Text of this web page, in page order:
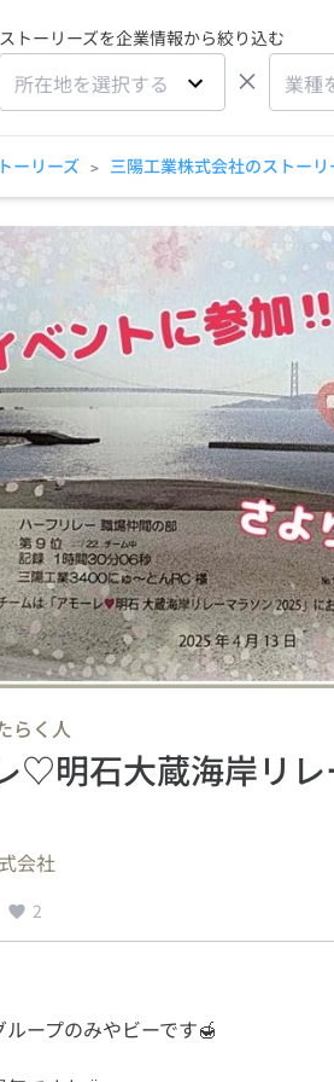
ストーリーズを企業情報から絞り込む
所在地を選択する × 業種
ーリーズ > 三陽工業株式会社のストーリ
らく人
♡明石大蔵海岸リ
会社
2